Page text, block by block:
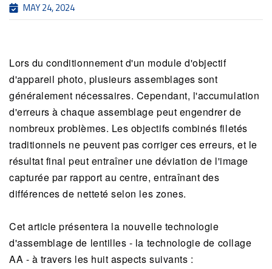
MAY 24, 2024
Lors du conditionnement d'un module d'objectif
d'appareil photo, plusieurs assemblages sont
généralement nécessaires. Cependant, l'accumulation
d'erreurs à chaque assemblage peut engendrer de
nombreux problèmes. Les objectifs combinés filetés
traditionnels ne peuvent pas corriger ces erreurs, et le
résultat final peut entraîner une déviation de l'image
capturée par rapport au centre, entraînant des
différences de netteté selon les zones.
Cet article présentera la nouvelle technologie
d'assemblage de lentilles - la technologie de collage
AA - à travers les huit aspects suivants :